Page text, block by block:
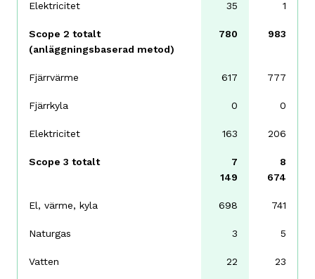
Elektricitet 35 1
Scope 2 totalt
(anläggningsbaserad metod)
780 983
Fjärrvärme 617 777
Fjärrkyla 0 0
Elektricitet 163 206
Scope 3 totalt
7
149
8
674
El, värme, kyla 698 741
Naturgas 3 5
Vatten 22 23